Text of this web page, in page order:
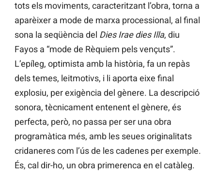
tots els moviments, caracteritzant l’obra, torna a
aparèixer a mode de marxa processional, al final
sona la seqüència del Dies Irae dies Illa, diu
Fayos a “mode de Rèquiem pels vençuts”.
L’epíleg, optimista amb la història, fa un repàs
dels temes, leitmotivs, i li aporta eixe final
explosiu, per exigència del gènere. La descripció
sonora, tècnicament entenent el gènere, és
perfecta, però, no passa per ser una obra
programàtica més, amb les seues originalitats
cridaneres com l’ús de les cadenes per exemple.
És, cal dir-ho, un obra primerenca en el catàleg.